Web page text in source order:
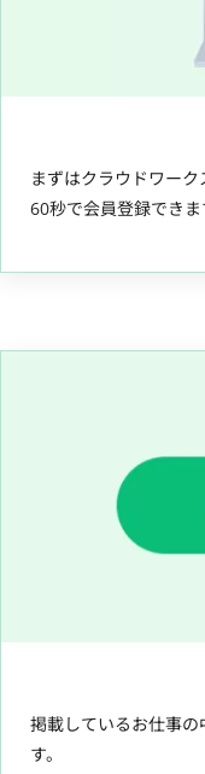
まずはクラウドワーク
60秒で会員登録できま
掲載しているお仕事
す。